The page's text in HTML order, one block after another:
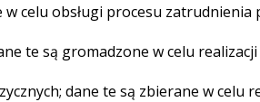
celu obsługi procesu zatrudnienia
te są gromadzone w celu
dane te są zbierane w celu